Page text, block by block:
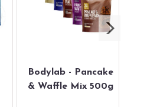
Bodylab - Pancake
& Waffle Mix 500g